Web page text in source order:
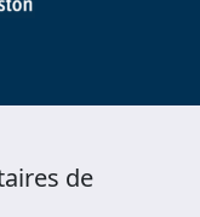
de